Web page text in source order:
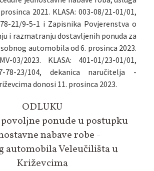
2021. KLASA: 003-08/21-01/01,
78-21/9-5-1 i Zapisnika Povjerenstva o
i razmatranju dostavljenih ponuda za
automobila od 6. prosinca 2023.
03/2023. KLASA: 401-01/23-01/01,
78-23/104, dekanica naručitelja -
donosi 11. prosinca 2023.
ODLUKU
ponude u postupku
nabave robe -
automobila Veleučilišta u
Križevcima